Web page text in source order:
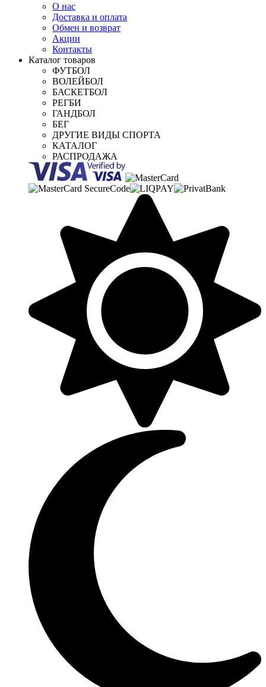
О нас
Доставка и оплата
Обмен и возврат
Акции
Контакты
Каталог товаров
ФУТБОЛ
ВОЛЕЙБОЛ
БАСКЕТБОЛ
РЕГБИ
ГАНДБОЛ
БЕГ
ДРУГИЕ ВИДЫ СПОРТА
КАТАЛОГ
РАСПРОДАЖА